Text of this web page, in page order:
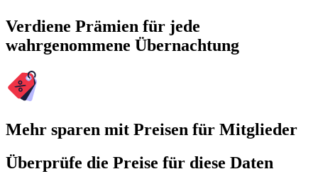
Verdiene Prämien für jede
wahrgenommene Übernachtung
Mehr sparen mit Preisen für Mitglieder
Überprüfe die Preise für diese Daten